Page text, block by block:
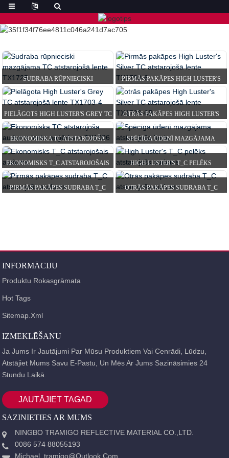
SUPER KVALITĀTES ATSTAROJOŠA LENTE
SUDRABA RŪPNIECISKI
MAZGĀJAMA TC ATSTAROJOŠĀ
PIRMĀS PAKĀPES HIGH LUSTER'S
SILVER TC REFL...
PIELĀGOTS HIGH LUSTER'S GREY TC
ATSTAROJOŠS T...
OTRĀS PAKĀPES HIGH LUSTER'S
SILVER TC REF...
EKONOMISKA TC ATSTAROJOŠA
AUDUMA LENTE DRĒBĒM...
SPĒCĪGA ŪDENĪ MAZGĀJAMA
ATSTAROJOŠA LENTE
EKONOMISKS T_C ATSTAROJOŠAIS
AUDUMS
HIGH LUSTER'S T_C PELĒKS
ATSTAROJOŠS AUDUMS
PIRMĀS PAKĀPES SUDRABA T_C
OTRĀS PAKĀPES SUDRABA T_C
INFORMĀCIJU
Produktu Rokasgrāmata
Hot Tags
Sitemap.xml
IZMEKLĒŠANU
Ja Jums Ir Jautājumi Par Mūsu Produktiem Vai Cenrādi, Lūdzu,
Atstājiet Mums Savu E-Pastu, Un Mēs Ar Jums Sazināsimies 24
Stundu Laikā.
JAUTĀJIET TAGAD
SAZINIETIES AR MUMS
NINGBO TRAMIGO REFLECTIVE MATERIAL CO.,LTD.
0086 574 88055193
Michael_tramigo@outlook.com